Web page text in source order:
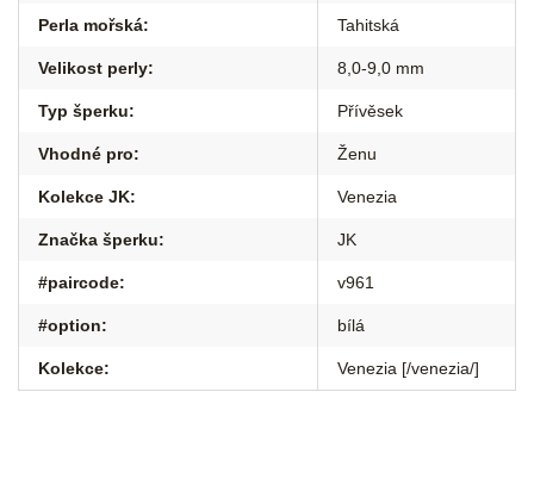
Perla mořská: Tahitská
Velikost perly: 8,0-9,0 mm
Typ šperku: Přívěsek
Vhodné pro: Ženu
Kolekce JK: Venezia
Značka šperku: JK
#paircode: v961
#option: bílá
Kolekce: Venezia [/venezia/]